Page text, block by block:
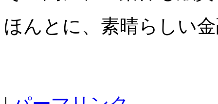
ほんとに、素晴らしい